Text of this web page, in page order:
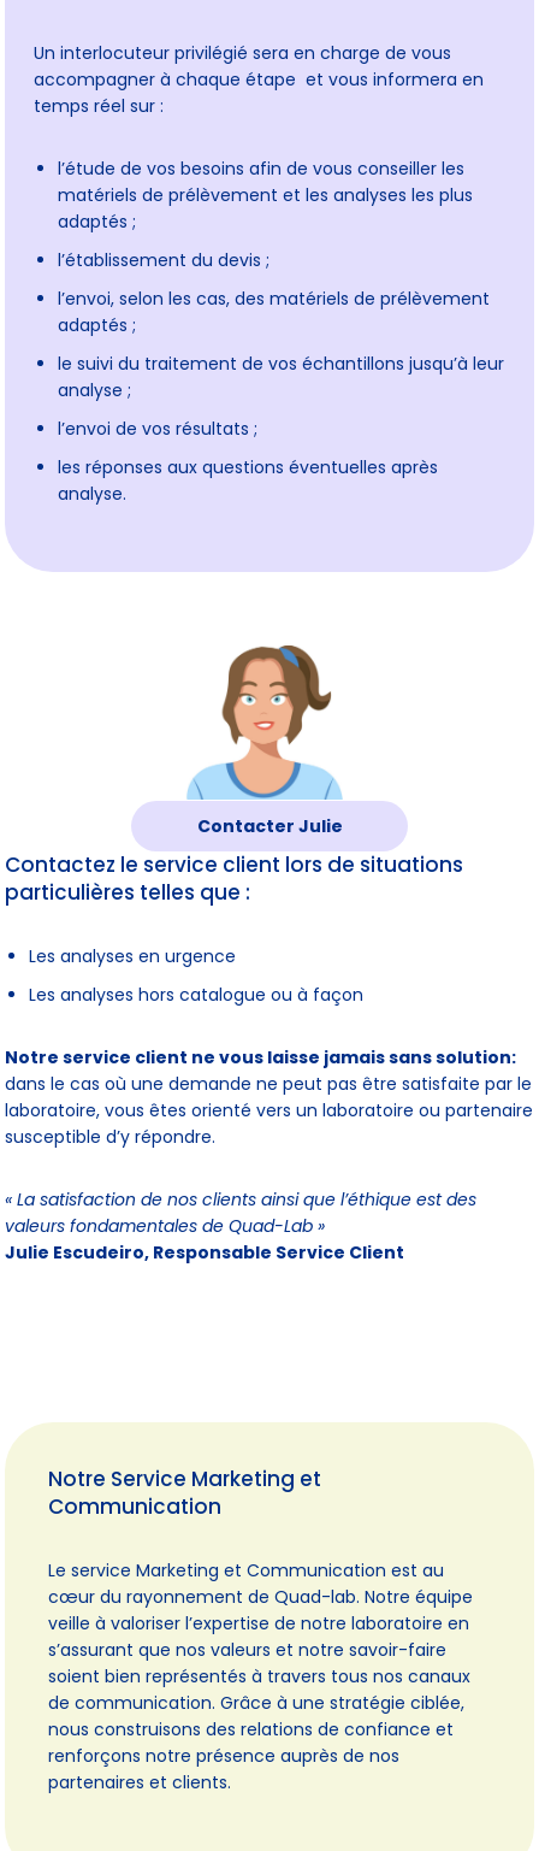
Un interlocuteur privilégié sera en charge de vous
accompagner à chaque étape et vous informera en
temps réel sur :
l’étude de vos besoins afin de vous conseiller les
matériels de prélèvement et les analyses les plus
adaptés ;
l’établissement du devis ;
l’envoi, selon les cas, des matériels de prélèvement
adaptés ;
le suivi du traitement de vos échantillons jusqu’à leur
analyse ;
l’envoi de vos résultats ;
les réponses aux questions éventuelles après
analyse.
Contacter Julie
Contactez le service client lors de situations
particulières telles que :
Les analyses en urgence
Les analyses hors catalogue ou à façon
Notre service client ne vous laisse jamais sans solution:
dans le cas où une demande ne peut pas être satisfaite par le
laboratoire, vous êtes orienté vers un laboratoire ou partenaire
susceptible d’y répondre.
« La satisfaction de nos clients ainsi que l’éthique est des
valeurs fondamentales de Quad-Lab »
Julie Escudeiro, Responsable Service Client
Notre Service Marketing et
Communication
Le service Marketing et Communication est au
cœur du rayonnement de Quad-lab. Notre équipe
veille à valoriser l’expertise de notre laboratoire en
s’assurant que nos valeurs et notre savoir-faire
soient bien représentés à travers tous nos canaux
de communication. Grâce à une stratégie ciblée,
nous construisons des relations de confiance et
renforçons notre présence auprès de nos
partenaires et clients.